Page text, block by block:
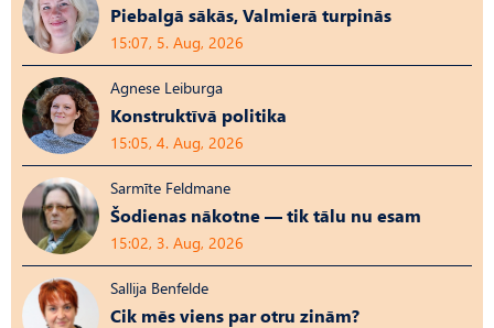
Piebalgā sākās, Valmierā turpinās
15:07, 5. Aug, 2026
Agnese Leiburga
Konstruktīvā politika
15:05, 4. Aug, 2026
Sarmīte Feldmane
Šodienas nākotne — tik tālu nu esam
15:02, 3. Aug, 2026
Sallija Benfelde
Cik mēs viens par otru zinām?